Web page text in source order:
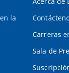
la
Carreras
Sala de